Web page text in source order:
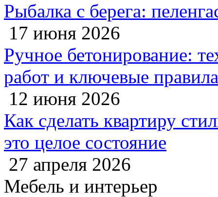
Рыбалка с берега:
17 июня 2026
Ручное бетонирование:
работ и ключевые правила
12 июня 2026
Как сделать квартиру
это целое состояние
27 апреля 2026
Мебель и интерьер